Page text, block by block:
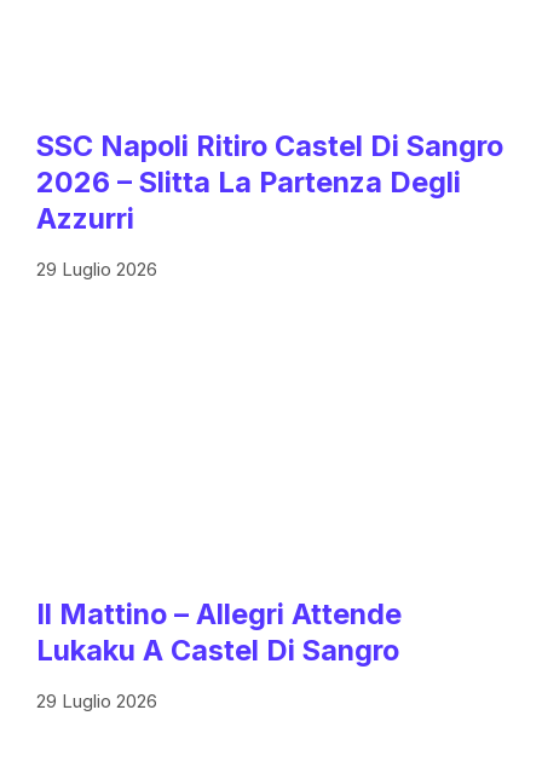
SSC Napoli Ritiro Castel Di Sangro
2026 – Slitta La Partenza Degli
Azzurri
29 Luglio 2026
Il Mattino – Allegri Attende
Lukaku A Castel Di Sangro
29 Luglio 2026